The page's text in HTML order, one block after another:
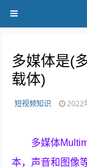
多媒体是(
载体)
短视频知识 2022
多媒体
本，声音和图像